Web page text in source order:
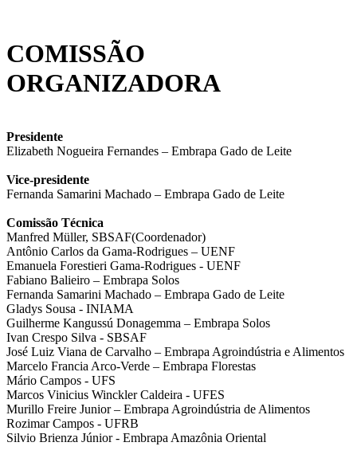
COMISSÃO
ORGANIZADORA
Presidente
Elizabeth Nogueira Fernandes – Embrapa Gado de Leite
Vice-presidente
Fernanda Samarini Machado – Embrapa Gado de Leite
Comissão Técnica
Manfred Müller, SBSAF(Coordenador)
Antônio Carlos da Gama-Rodrigues – UENF
Emanuela Forestieri Gama-Rodrigues - UENF
Fabiano Balieiro – Embrapa Solos
Fernanda Samarini Machado – Embrapa Gado de Leite
Gladys Sousa - INIAMA
Guilherme Kangussú Donagemma – Embrapa Solos
Ivan Crespo Silva - SBSAF
José Luiz Viana de Carvalho – Embrapa Agroindústria e Alimentos
Marcelo Francia Arco-Verde – Embrapa Florestas
Mário Campos - UFS
Marcos Vinicius Winckler Caldeira - UFES
Murillo Freire Junior – Embrapa Agroindústria de Alimentos
Rozimar Campos - UFRB
Silvio Brienza Júnior - Embrapa Amazônia Oriental